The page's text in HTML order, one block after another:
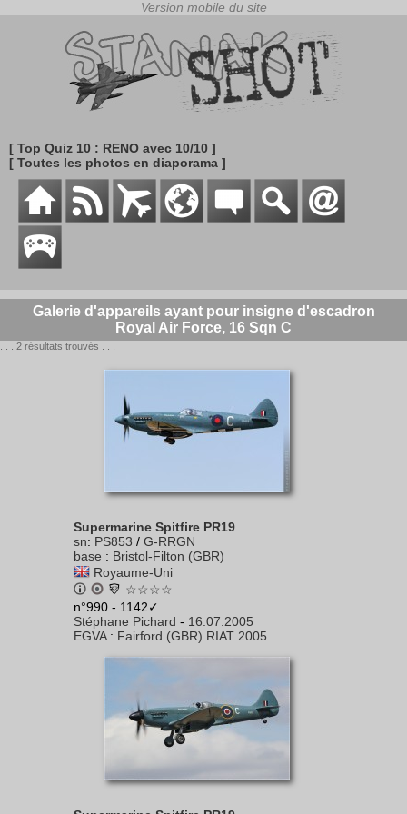
[ Top Quiz 10 : RENO avec 10/10 ]
[ Toutes les photos en diaporama ]
Galerie d'appareils ayant pour insigne d'escadron
Royal Air Force, 16 Sqn C
. . . 2 résultats trouvés . . .
Supermarine Spitfire PR19
sn: PS853 / G-RRGN
base : Bristol-Filton (GBR)
Royaume-Uni
☆☆☆☆
n°990 - 1142✓
Stéphane Pichard - 16.07.2005
EGVA: Fairford (GBR) RIAT 2005